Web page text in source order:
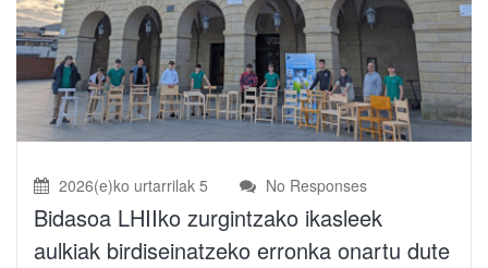
2026(e)ko urtarrilak 5 No Responses
Bidasoa LHIIko zurgintzako ikasleek
aulkiak birdiseinatzeko erronka onartu dute